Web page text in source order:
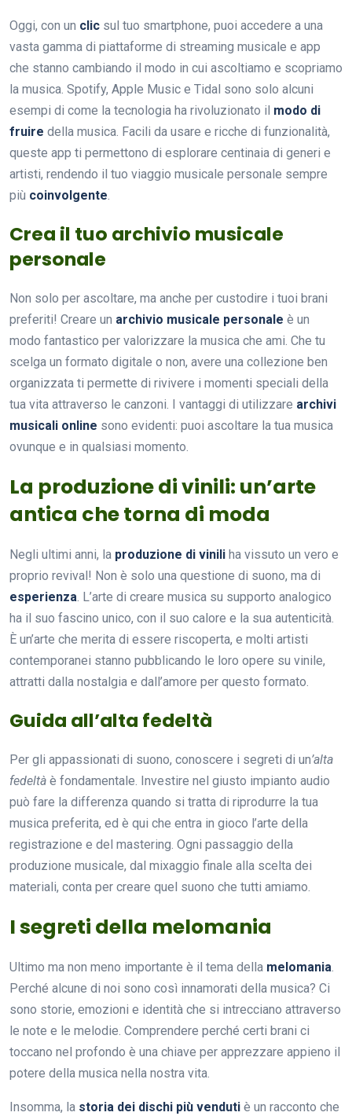
Oggi, con un clic sul tuo smartphone, puoi accedere a una
vasta gamma di piattaforme di streaming musicale e app
che stanno cambiando il modo in cui ascoltiamo e scopriamo
la musica. Spotify, Apple Music e Tidal sono solo alcuni
esempi di come la tecnologia ha rivoluzionato il modo di
fruire della musica. Facili da usare e ricche di funzionalità,
queste app ti permettono di esplorare centinaia di generi e
artisti, rendendo il tuo viaggio musicale personale sempre
più coinvolgente.
Crea il tuo archivio musicale
personale
Non solo per ascoltare, ma anche per custodire i tuoi brani
preferiti! Creare un archivio musicale personale è un
modo fantastico per valorizzare la musica che ami. Che tu
scelga un formato digitale o non, avere una collezione ben
organizzata ti permette di rivivere i momenti speciali della
tua vita attraverso le canzoni. I vantaggi di utilizzare archivi
musicali online sono evidenti: puoi ascoltare la tua musica
ovunque e in qualsiasi momento.
La produzione di vinili: un’arte
antica che torna di moda
Negli ultimi anni, la produzione di vinili ha vissuto un vero e
proprio revival! Non è solo una questione di suono, ma di
esperienza. L’arte di creare musica su supporto analogico
ha il suo fascino unico, con il suo calore e la sua autenticità.
È un’arte che merita di essere riscoperta, e molti artisti
contemporanei stanno pubblicando le loro opere su vinile,
attratti dalla nostalgia e dall’amore per questo formato.
Guida all’alta fedeltà
Per gli appassionati di suono, conoscere i segreti di un’alta
fedeltà è fondamentale. Investire nel giusto impianto audio
può fare la differenza quando si tratta di riprodurre la tua
musica preferita, ed è qui che entra in gioco l’arte della
registrazione e del mastering. Ogni passaggio della
produzione musicale, dal mixaggio finale alla scelta dei
materiali, conta per creare quel suono che tutti amiamo.
I segreti della melomania
Ultimo ma non meno importante è il tema della melomania.
Perché alcune di noi sono così innamorati della musica? Ci
sono storie, emozioni e identità che si intrecciano attraverso
le note e le melodie. Comprendere perché certi brani ci
toccano nel profondo è una chiave per apprezzare appieno il
potere della musica nella nostra vita.
Insomma, la storia dei dischi più venduti è un racconto che